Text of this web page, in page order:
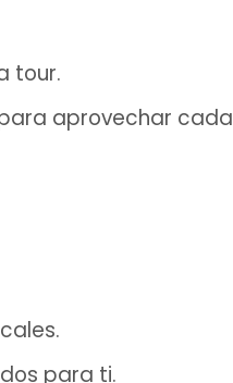
tour.
para aprovechar cada
para ti.